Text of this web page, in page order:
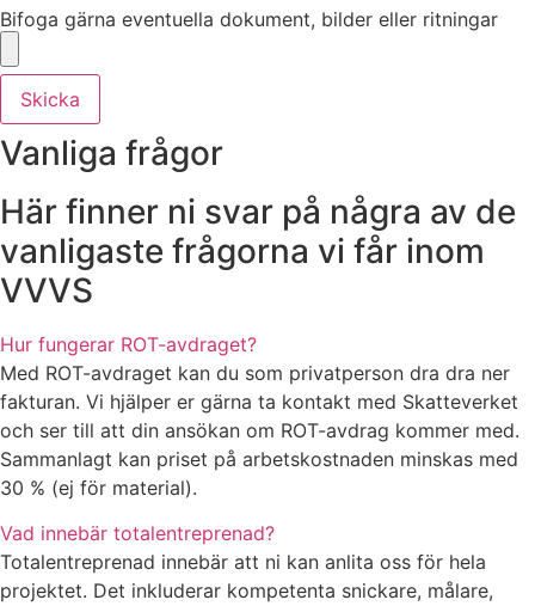
Bifoga gärna eventuella dokument, bilder eller ritningar
Skicka
Vanliga frågor
Här finner ni svar på några av de
vanligaste frågorna vi får inom
VVVS
Hur fungerar ROT-avdraget?
Med ROT-avdraget kan du som privatperson dra dra ner
fakturan. Vi hjälper er gärna ta kontakt med Skatteverket
och ser till att din ansökan om ROT-avdrag kommer med.
Sammanlagt kan priset på arbetskostnaden minskas med
30 % (ej för material).
Vad innebär totalentreprenad?
Totalentreprenad innebär att ni kan anlita oss för hela
projektet. Det inkluderar kompetenta snickare, målare,